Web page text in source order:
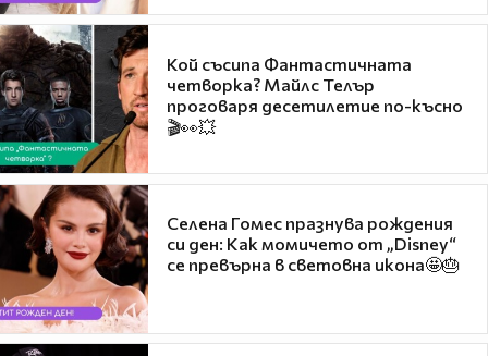
Кой съсипа Фантастичната
четворка? Майлс Телър
проговаря десетилетие по-късно
🎬👀💥
Селена Гомес празнува рождения
си ден: Как момичето от „Disney“
се превърна в световна икона🤩🎂